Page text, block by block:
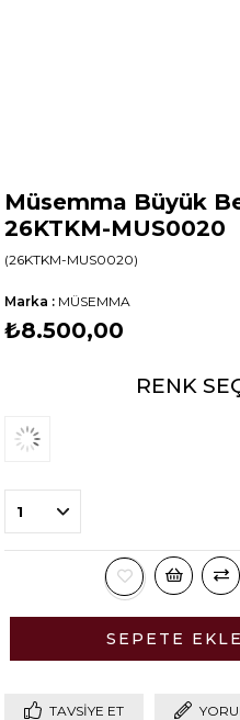
Müsemma Büyük
26KTKM-MUS0020
(26KTKM-MUS0020)
Marka : MÜSEMMA
₺8.500,00
RENK
TAVSIYE ET